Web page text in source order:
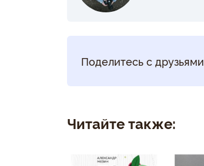
Поделитесь с друзьями
Читайте также: